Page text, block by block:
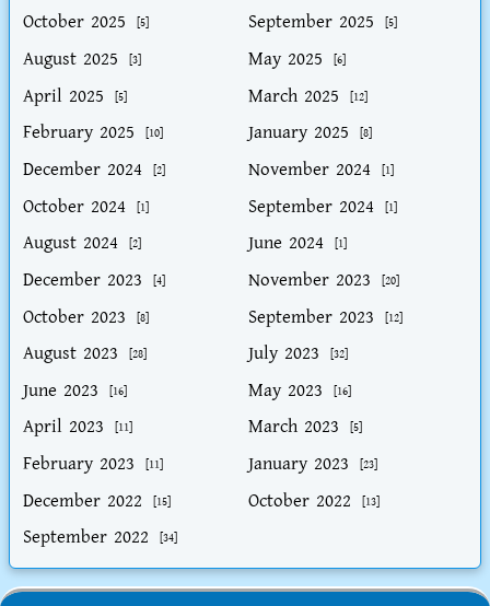
October 2025 [5] September 2025 [5]
August 2025 [3] May 2025 [6]
April 2025 [5] March 2025 [12]
February 2025 [10] January 2025 [8]
December 2024 [2] November 2024 [1]
October 2024 [1] September 2024 [1]
August 2024 [2] June 2024 [1]
December 2023 [4] November 2023 [20]
October 2023 [8] September 2023 [12]
August 2023 [28] July 2023 [32]
June 2023 [16] May 2023 [16]
April 2023 [11] March 2023 [5]
February 2023 [11] January 2023 [23]
December 2022 [15] October 2022 [13]
September 2022 [34]